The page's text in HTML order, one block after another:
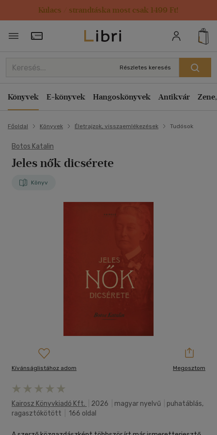
Kulacs / strandtáska most csak 1499 Ft!
Törzsvásárlói Kártya adatai
Részletes keresés
Könyvek E-könyvek Hangoskönyvek Antikvár
Főoldal Könyvek Életrajzok, visszaemlékezések Tudósok
Botos Katalin
Jeles nők dicsérete
Könyv
Kívánságlistához adom Megosztom
Kairosz Könyvkiadó Kft. 2026 magyar nyelvű
puhatáblás,
ragasztókötött
166 oldal